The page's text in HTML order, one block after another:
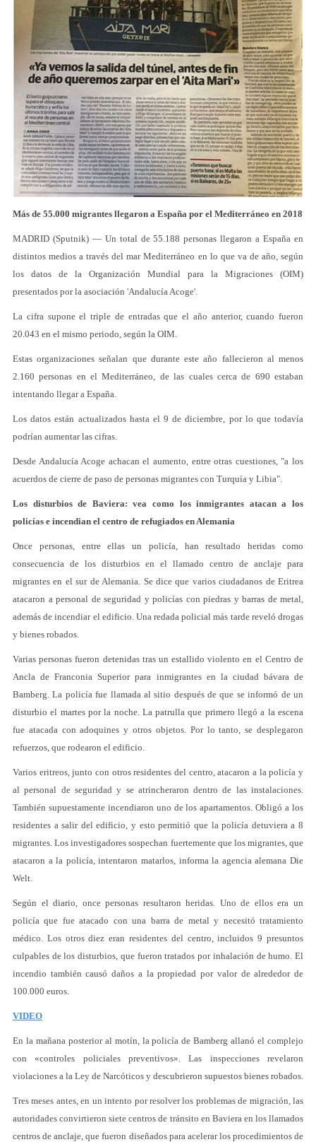
Más de 55.000 migrantes llegaron a España por el Mediterráneo en 2018
MADRID (Sputnik) — Un total de 55.188 personas llegaron a España en
distintos medios a través del mar Mediterráneo en lo que va de año, según
los datos de la Organización Mundial para la Migraciones (OIM)
presentados por la asociación 'Andalucía Acoge'.
La cifra supone el triple de entradas que el año anterior, cuando fueron
20.043 en el mismo periodo, según la OIM.
Estas organizaciones señalan que durante este año fallecieron al menos
2.160 personas en el Mediterráneo, de las cuales cerca de 690 estaban
intentando llegar a España.
Los datos están actualizados hasta el 9 de diciembre, por lo que todavía
podrían aumentar las cifras.
Desde Andalucía Acoge achacan el aumento, entre otras cuestiones, "a los
acuerdos de cierre de paso de personas migrantes con Turquía y Libia".
Los disturbios de Baviera: vea como los inmigrantes atacan a los
policías e incendian el centro de refugiados en Alemania
Once personas, entre ellas un policía, han resultado heridas como
consecuencia de los disturbios en el llamado centro de anclaje para
migrantes en el sur de Alemania. Se dice que varios ciudadanos de Eritrea
atacaron a personal de seguridad y policías con piedras y barras de metal,
además de incendiar el edificio. Una redada policial más tarde reveló drogas
y bienes robados.
Varias personas fueron detenidas tras un estallido violento en el Centro de
Ancla de Franconia Superior para inmigrantes en la ciudad bávara de
Bamberg. La policía fue llamada al sitio después de que se informó de un
disturbio el martes por la noche. La patrulla que primero llegó a la escena
fue atacada con adoquines y otros objetos. Por lo tanto, se desplegaron
refuerzos, que rodearon el edificio.
Varios eritreos, junto con otros residentes del centro, atacaron a la policía y
al personal de seguridad y se atrincheraron dentro de las instalaciones.
También supuestamente incendiaron uno de los apartamentos. Obligó a los
residentes a salir del edificio, y esto permitió que la policía detuviera a 8
migrantes. Los investigadores sospechan fuertemente que los migrantes, que
atacaron a la policía, intentaron matarlos, informa la agencia alemana Die
Welt.
Según el diario, once personas resultaron heridas. Uno de ellos era un
policía que fue atacado con una barra de metal y necesitó tratamiento
médico. Los otros diez eran residentes del centro, incluidos 9 presuntos
culpables de los disturbios, que fueron tratados por inhalación de humo. El
incendio también causó daños a la propiedad por valor de alrededor de
100.000 euros.
VIDEO
En la mañana posterior al motín, la policía de Bamberg allanó el complejo
con «controles policiales preventivos». Las inspecciones revelaron
violaciones a la Ley de Narcóticos y descubrieron supuestos bienes robados.
Tres meses antes, en un intento por resolver los problemas de migración, las
autoridades convirtieron siete centros de tránsito en Baviera en los llamados
centros de anclaje, que fueron diseñados para acelerar los procedimientos de